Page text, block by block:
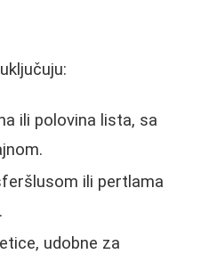
ili polovina lista, sa
ili pertlama
udobne za